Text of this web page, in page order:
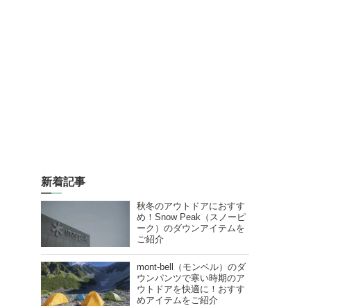
新着記事
秋冬のアウトドアにおすす
め！Snow Peak（スノーピ
ーク）のダウンアイテムを
ご紹介
mont-bell（モンベル）のダ
ウンパンツで寒い時期のア
ウトドアを快適に！おすす
めアイテムをご紹介